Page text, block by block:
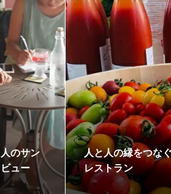
のサン
ュー
人と人の縁をつな
レストラン